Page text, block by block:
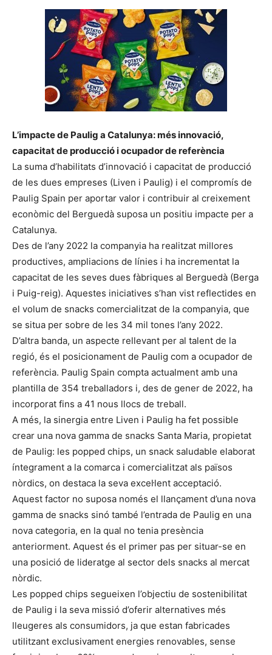
L’impacte de Paulig a Catalunya: més innovació,
capacitat de producció i ocupador de referència
La suma d’habilitats d’innovació i capacitat de producció
de les dues empreses (Liven i Paulig) i el compromís de
Paulig Spain per aportar valor i contribuir al creixement
econòmic del Berguedà suposa un positiu impacte per a
Catalunya.
Des de l’any 2022 la companyia ha realitzat millores
productives, ampliacions de línies i ha incrementat la
capacitat de les seves dues fàbriques al Berguedà (Berga
i Puig-reig). Aquestes iniciatives s’han vist reflectides en
el volum de snacks comercialitzat de la companyia, que
se situa per sobre de les 34 mil tones l’any 2022.
D’altra banda, un aspecte rellevant per al talent de la
regió, és el posicionament de Paulig com a ocupador de
referència. Paulig Spain compta actualment amb una
plantilla de 354 treballadors i, des de gener de 2022, ha
incorporat fins a 41 nous llocs de treball.
A més, la sinergia entre Liven i Paulig ha fet possible
crear una nova gamma de snacks Santa Maria, propietat
de Paulig: les popped chips, un snack saludable elaborat
íntegrament a la comarca i comercialitzat als països
nòrdics, on destaca la seva excel·lent acceptació.
Aquest factor no suposa només el llançament d’una nova
gamma de snacks sinó també l’entrada de Paulig en una
nova categoria, en la qual no tenia presència
anteriorment. Aquest és el primer pas per situar-se en
una posició de lideratge al sector dels snacks al mercat
nòrdic.
Les popped chips segueixen l’objectiu de sostenibilitat
de Paulig i la seva missió d’oferir alternatives més
lleugeres als consumidors, ja que estan fabricades
utilitzant exclusivament energies renovables, sense